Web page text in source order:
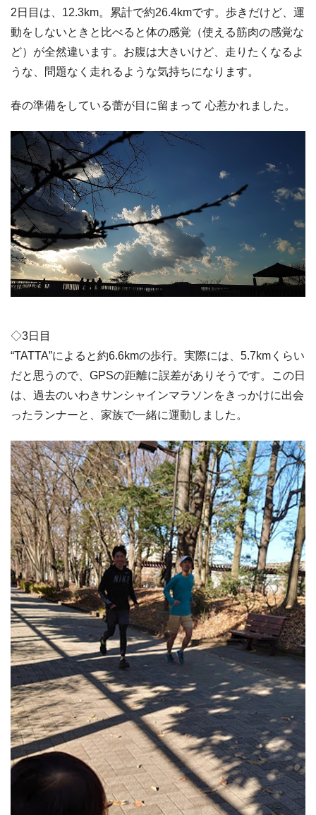
2日目は、12.3km。累計で約26.4kmです。歩きだけど、運
動をしないときと比べると体の感覚（使える筋肉の感覚な
ど）が全然違います。お腹は大きいけど、走りたくなるよ
うな、問題なく走れるような気持ちになります。
春の準備をしている蕾が目に留まって 心惹かれました。
◇3日目
“TATTA”によると約6.6kmの歩行。実際には、5.7kmくらい
だと思うので、GPSの距離に誤差がありそうです。この日
は、過去のいわきサンシャインマラソンをきっかけに出会
ったランナーと、家族で一緒に運動しました。